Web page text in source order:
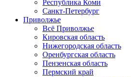
Республика Коми
Санкт-Петербург
Приволжье
Всё Приволжье
Кировская область
Нижегородская область
Оренбургская область
Пензенская область
Пермский край